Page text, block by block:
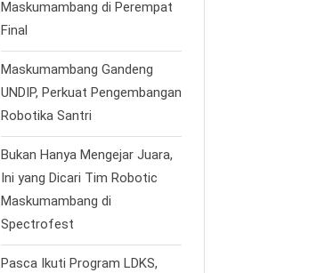
Maskumambang di Perempat
Final
Maskumambang Gandeng
UNDIP, Perkuat Pengembangan
Robotika Santri
Bukan Hanya Mengejar Juara,
Ini yang Dicari Tim Robotic
Maskumambang di
Spectrofest
Pasca Ikuti Program LDKS,